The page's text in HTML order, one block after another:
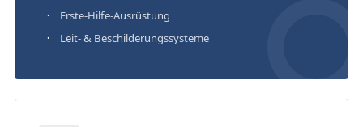
Erste-Hilfe-Ausrüstung
Leit- & Beschilderungssysteme